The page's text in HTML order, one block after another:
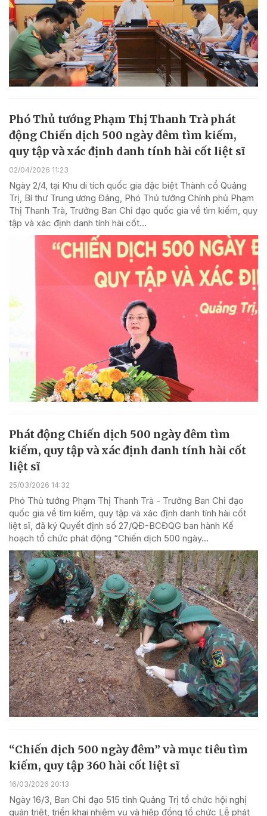
Phó Thủ tướng Phạm Thị Thanh Trà phát
động Chiến dịch 500 ngày đêm tìm kiếm,
quy tập và xác định danh tính hài cốt liệt sĩ
02/04/2026 11:23
Ngày 2/4, tại Khu di tích quốc gia đặc biệt Thành cổ Quảng
Trị, Bí thư Trung ương Đảng, Phó Thủ tướng Chính phủ Phạm
Thị Thanh Trà, Trưởng Ban Chỉ đạo quốc gia về tìm kiếm, quy
tập và xác định danh tính hài cốt...
Phát động Chiến dịch 500 ngày đêm tìm
kiếm, quy tập và xác định danh tính hài cốt
liệt sĩ
25/03/2026 14:32
Phó Thủ tướng Phạm Thị Thanh Trà - Trưởng Ban Chỉ đạo
quốc gia về tìm kiếm, quy tập và xác định danh tính hài cốt
liệt sĩ, đã ký Quyết định số 27/QĐ-BCĐQG ban hành Kế
hoạch tổ chức phát động “Chiến dịch 500 ngày...
“Chiến dịch 500 ngày đêm” và mục tiêu tìm
kiếm, quy tập 360 hài cốt liệt sĩ
16/03/2026 20:13
Ngày 16/3, Ban Chỉ đạo 515 tỉnh Quảng Trị tổ chức hội nghị
quán triệt, triển khai nhiệm vụ và hiệp đồng tổ chức Lễ phát